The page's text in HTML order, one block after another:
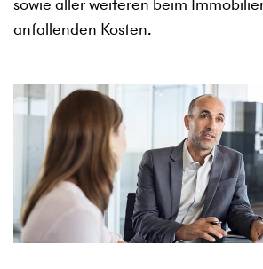
anfallenden Kosten.